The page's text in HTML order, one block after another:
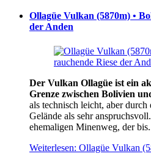
Ollagüe Vulkan (5870m) •
der Anden
Der Vulkan Ollagüe ist ein
Grenze zwischen Bolivien
als technisch leicht, aber
Gelände als sehr
ehemaligen Minenweg, der
Weiterlesen: Ollagüe Vulkan